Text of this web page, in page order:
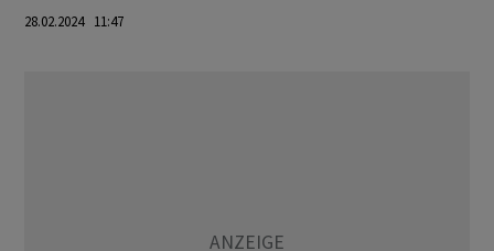
28.02.2024 11:47